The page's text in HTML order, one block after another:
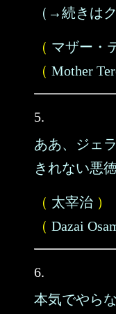
（→続きは
（ マザー・
（ Mother
5.
ああ、ジェ
きれない悪徳
（ 太宰治 ）
（ Dazai
6.
本気でやら